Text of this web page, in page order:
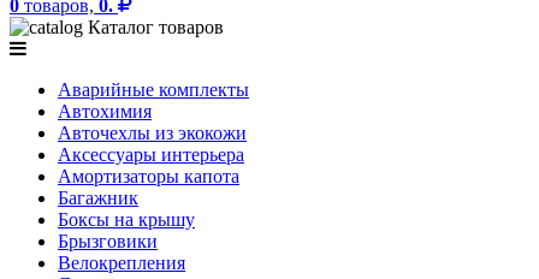
0 товаров, 0.
Каталог товаров
Аварийные комплекты
Автохимия
Авточехлы из экокожи
Аксессуары интерьера
Амортизаторы капота
Багажник
Боксы на крышу
Брызговики
Велокрепления